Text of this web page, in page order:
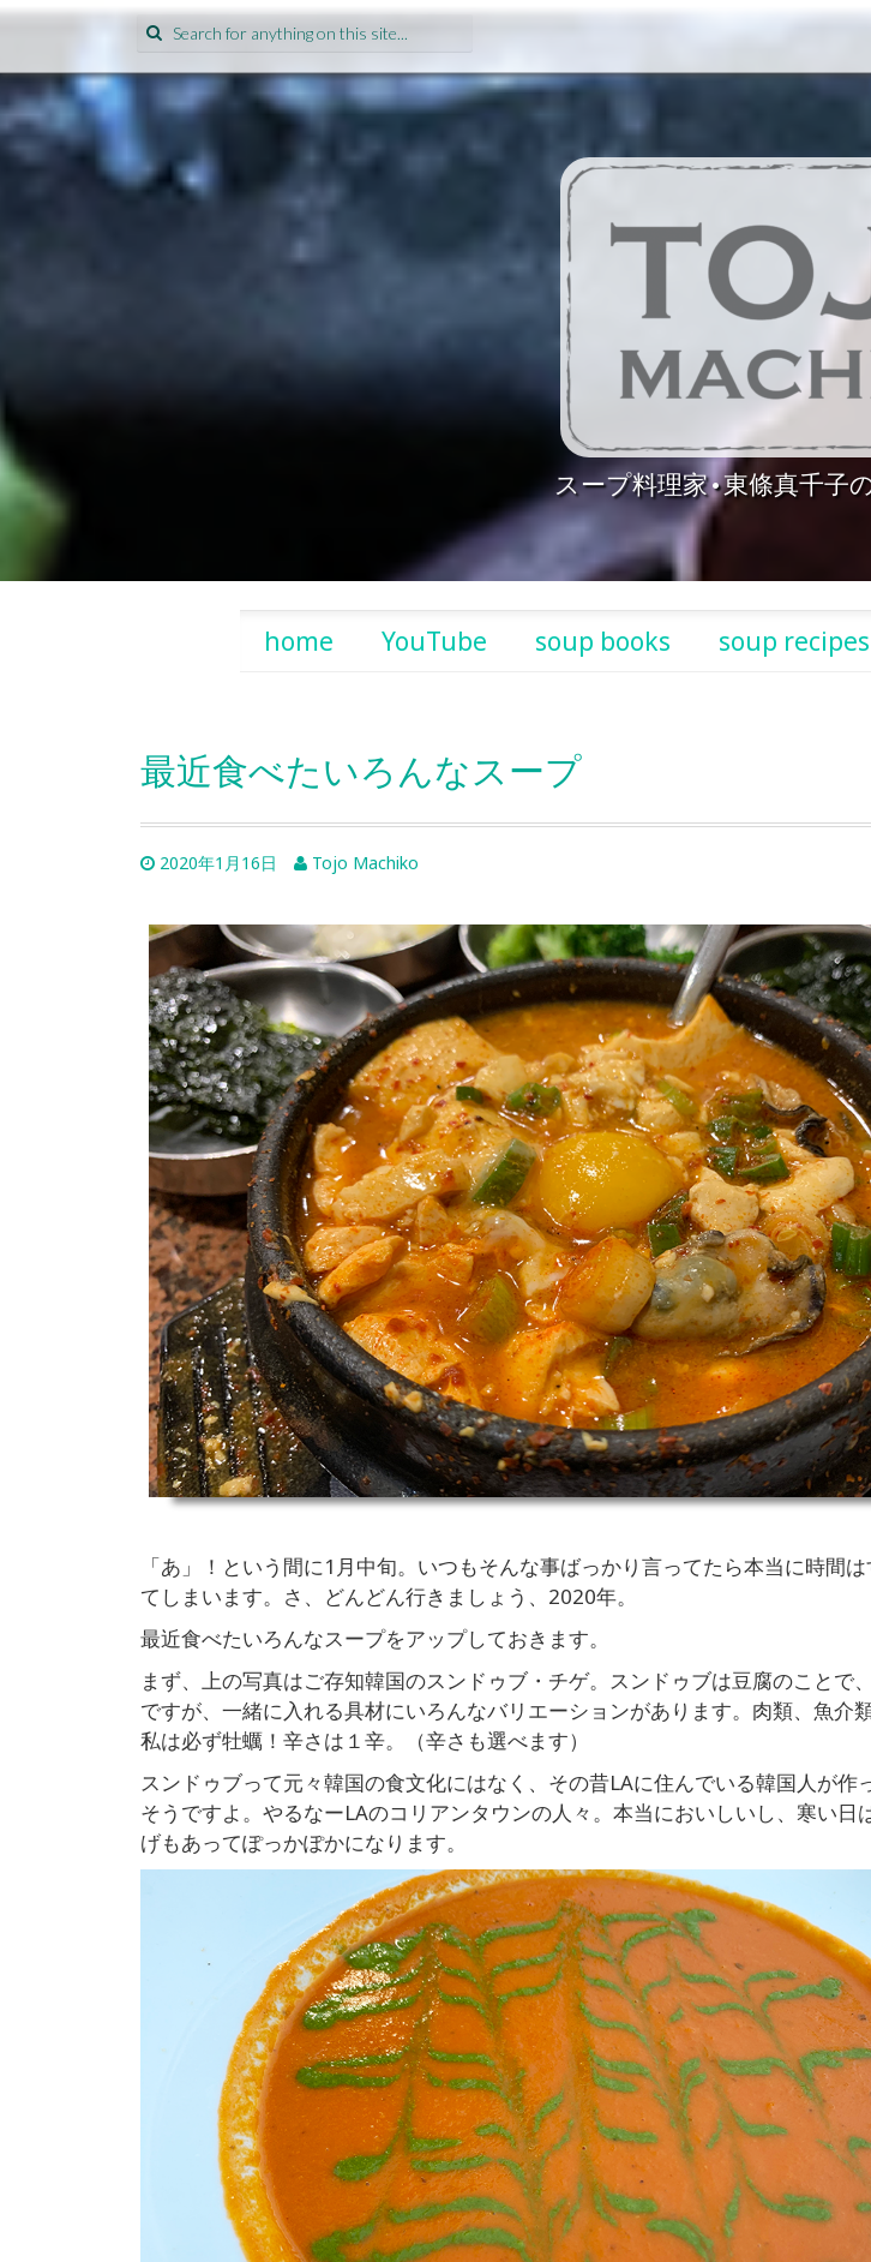
Search
for:
スープ料理家•東條真千子
Skip
home YouTube soup books soup recipes
最近食べたいろんなスープ
2020年1月16日 Tojo Machiko
「あ」！という間に1月中旬。いつもそんな事ばっかり言ってたら本当に時間
てしまいます。さ、どんどん行きましょう、2020年。
最近食べたいろんなスープをアップしておきます。
まず、上の写真はご存知韓国のスンドゥブ・チゲ。スンドゥブは豆腐のことで
ですが、一緒に入れる具材にいろんなバリエーションがあります。肉類、魚介類
私は必ず牡蠣！辛さは１辛。（辛さも選べます）
スンドゥブって元々韓国の食文化にはなく、その昔LAに住んでいる韓国人が作
そうですよ。やるなーLAのコリアンタウンの人々。本当においしいし、寒い日
げもあってぽっかぽかになります。